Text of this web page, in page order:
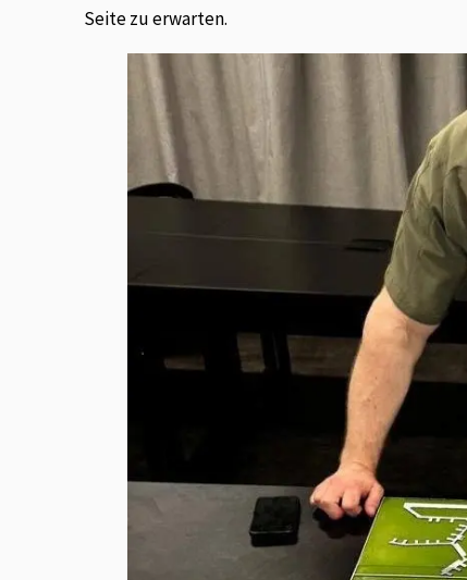
Seite zu erwarten.